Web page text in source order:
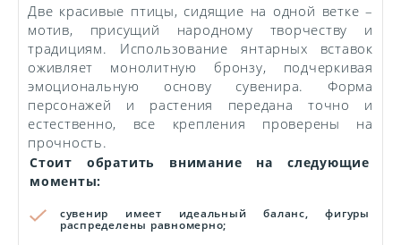
Две красивые птицы, сидящие на одной ветке –
мотив, присущий народному творчеству и
традициям. Использование янтарных вставок
оживляет монолитную бронзу, подчеркивая
эмоциональную основу сувенира. Форма
персонажей и растения передана точно и
естественно, все крепления проверены на
прочность.
Стоит обратить внимание на следующие
моменты:
сувенир имеет идеальный баланс, фигуры
распределены равномерно;